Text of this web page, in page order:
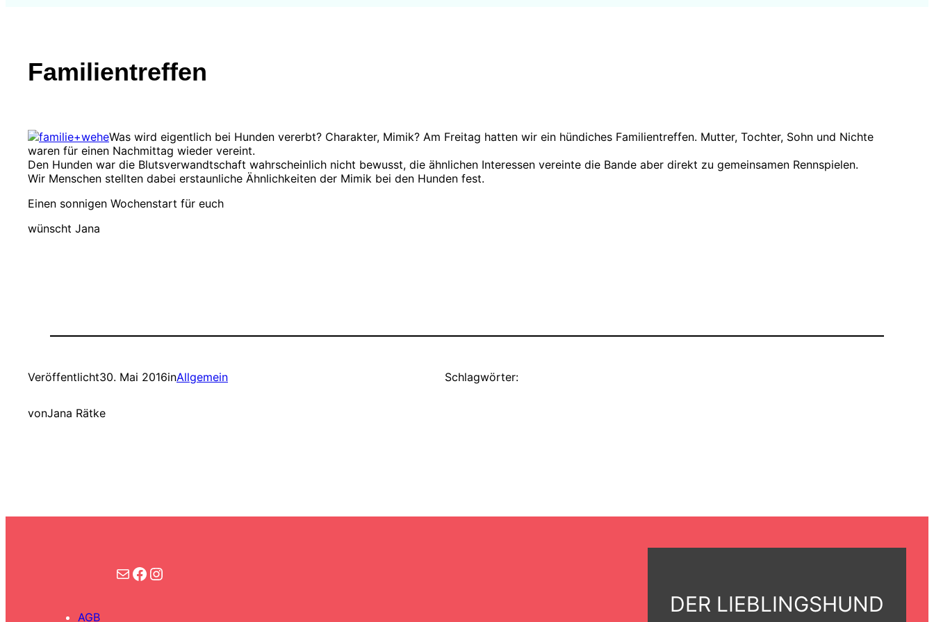
Familientreffen
Was wird eigentlich bei Hunden vererbt? Charakter, Mimik? Am Freitag hatten wir ein hündiches Familientreffen. Mutter, Tochter, Sohn und Nichte
waren für einen Nachmittag wieder vereint.
Den Hunden war die Blutsverwandtschaft wahrscheinlich nicht bewusst, die ähnlichen Interessen vereinte die Bande aber direkt zu gemeinsamen Rennspielen.
Wir Menschen stellten dabei erstaunliche Ähnlichkeiten der Mimik bei den Hunden fest.
Einen sonnigen Wochenstart für euch
wünscht Jana
Veröffentlicht30. Mai 2016inAllgemein
vonJana Rätke
Schlagwörter:
Kontakt
Facebook
Instagram
AGB
DER LIEBLINGSHUND